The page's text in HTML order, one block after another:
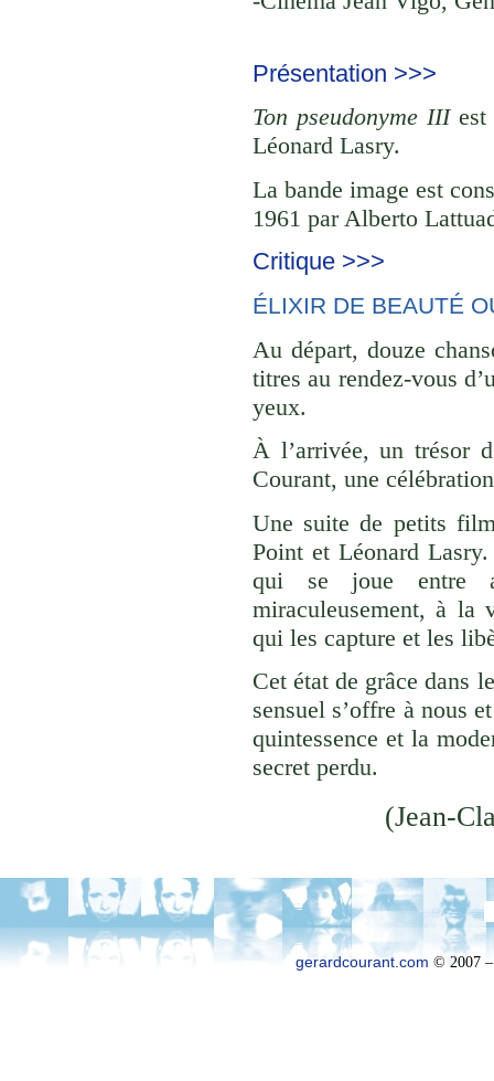
Présentation >>>
Ton pseudonyme IIIest
Léonard Lasry.
La bande image est
1961 par Alberto
Critique >>>
ÉLIXIR DE BEAUTÉ
Au départ, douze
titres au rendez-vous
yeux.
À l’arrivée, un trésor
Courant, une
Une suite de petits
Point et Léonard
qui se joue entre
miraculeusement, à la
qui les capture et les
Cet état de grâce dans
sensuel s’offre à nous
quintessence et la
secret perdu.
(Jean-
gerardcourant.com © 2007